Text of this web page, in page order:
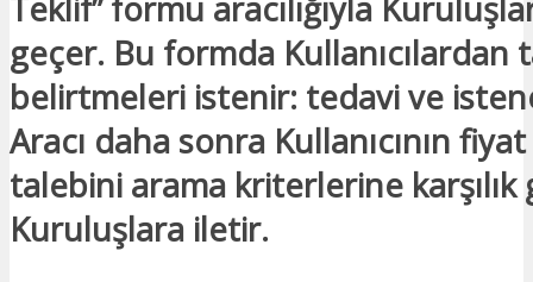
Teklif” formu aracılığıyla
geçer. Bu formda Kullanıcılardan
belirtmeleri istenir: tedavi ve
Aracı daha sonra Kullanıcının
talebini arama kriterlerine
Kuruluşlara iletir.